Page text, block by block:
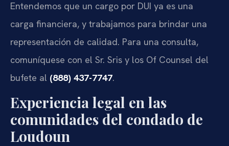
Entendemos que un cargo por DUI ya es una
carga financiera, y trabajamos para brindar una
representación de calidad. Para una consulta,
comuníquese con el Sr. Sris y los Of Counsel del
bufete al (888) 437-7747.
Experiencia legal en las
comunidades del condado de
Loudoun